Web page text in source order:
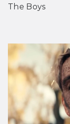
The Boys